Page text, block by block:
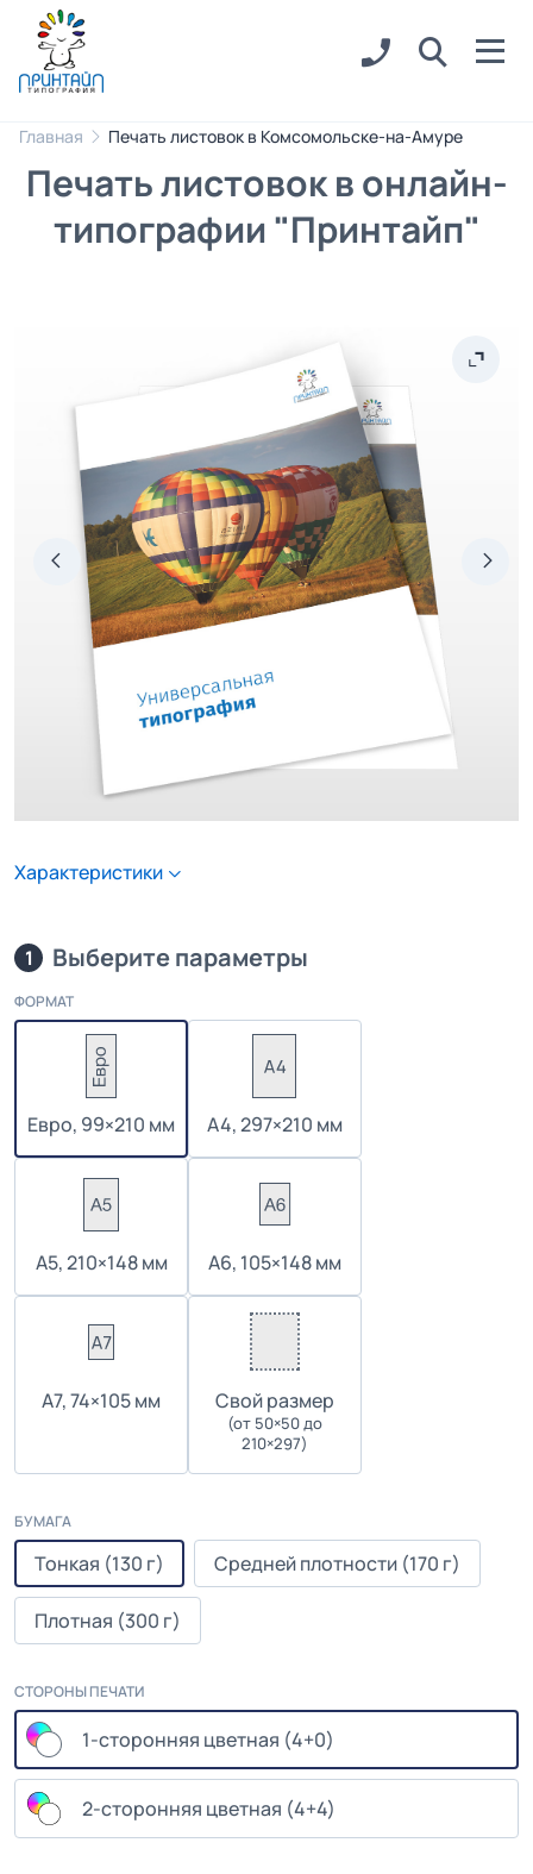
Главная Печать листовок в Комсомольске-на-Амуре
Печать листовок в онлайн-
типографии "Принтайп"
Характеристики
1 Выберите параметры
ФОРМАТ
Евро, 99×210 мм А4, 297×210 мм
А5, 210×148 мм А6, 105×148 мм
А7, 74×105 мм Cвой размер
(от 50×50 до
210×297)
БУМАГА
Тонкая (130 г) Средней плотности (170 г)
Плотная (300 г)
СТОРОНЫ ПЕЧАТИ
1-сторонняя цветная (4+0)
2-сторонняя цветная (4+4)